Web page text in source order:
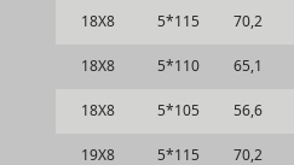
18Х8 5*115 70,2
18Х8 5*110 65,1
18Х8 5*105 56,6
19Х8 5*115 70,2